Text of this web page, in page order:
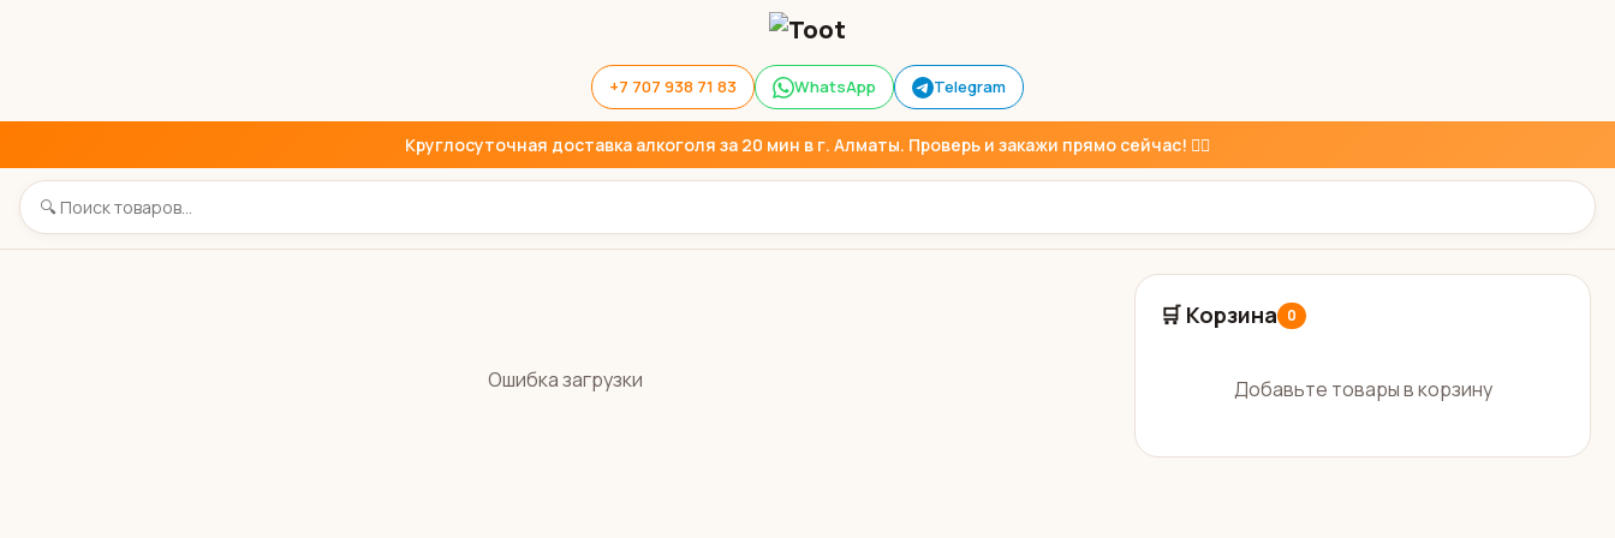
+7 707 938 71 83 WhatsApp Telegram
Круглосуточная доставка алкоголя за 20 мин в г. Алматы. Проверь и закажи прямо сейчас! 👇🏼
Ошибка загрузки
🛒 Корзина 0
Добавьте товары в корзину